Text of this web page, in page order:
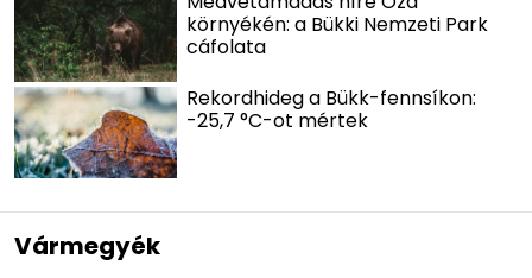
környékén: a Bükki Nemzeti Park
cáfolata
Rekordhideg a Bükk-fennsíkon:
-25,7 °C-ot mértek
Vármegyék